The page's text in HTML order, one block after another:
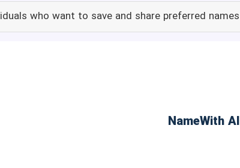
who want to save and share preferred names